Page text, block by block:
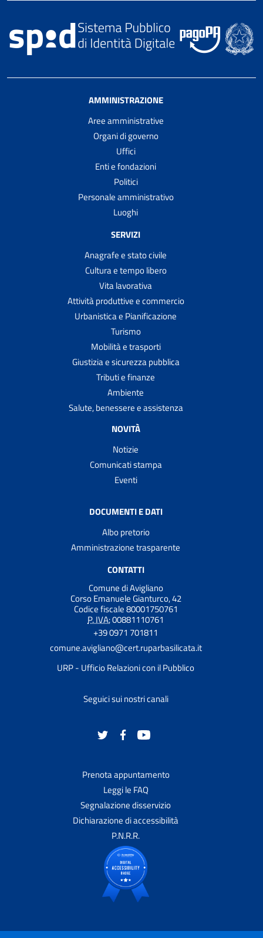
AMMINISTRAZIONE
Aree amministrative
Organi di governo
Uffici
Enti e fondazioni
Politici
Personale amministrativo
Luoghi
SERVIZI
Anagrafe e stato civile
Cultura e tempo libero
Vita lavorativa
Attività produttive e commercio
Urbanistica e Pianificazione
Turismo
Mobilità e trasporti
Giustizia e sicurezza pubblica
Tributi e finanze
Ambiente
Salute, benessere e assistenza
NOVITÀ
Notizie
Comunicati stampa
Eventi
DOCUMENTI E DATI
Albo pretorio
Amministrazione trasparente
CONTATTI
Comune di Avigliano
Corso Emanuele Gianturco, 42
Codice fiscale 80001750761
P. IVA:00881110761
+39 0971 701811
comune.avigliano@cert.ruparbasilicata.it
URP - Ufficio Relazioni con il Pubblico
Seguici sui nostri canali
Prenota appuntamento
Leggi le FAQ
Segnalazione disservizio
Dichiarazione di accessibilità
P.N.R.R.